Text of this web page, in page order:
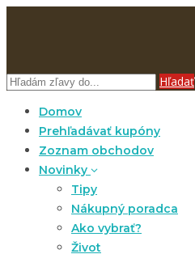
Hľadať
Domov
Prehľadávať kupóny
Zoznam obchodov
Novinky
Tipy
Nákupný poradca
Ako vybrať?
Život